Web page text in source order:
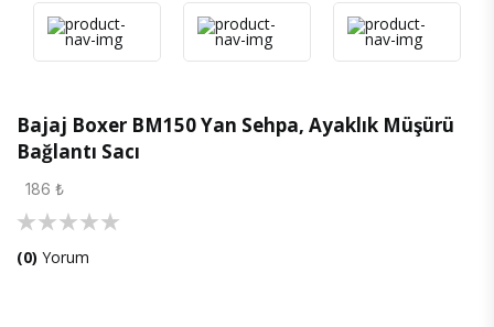
İncele
Bajaj Boxer BM150 Yan Sehpa, Ayaklık Müşürü
Bağlantı Sacı
186 ₺
(0) Yorum